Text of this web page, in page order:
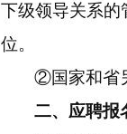
下级领导关系的
位。
②国家和省
二、应聘报